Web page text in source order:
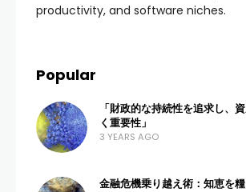
Suara Jernih dan
Sepanjang Hari
ADMIN
4 MONTHS AGO
9